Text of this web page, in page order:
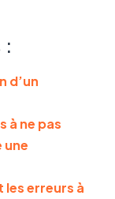
:
d’un
à ne pas
une
les erreurs à